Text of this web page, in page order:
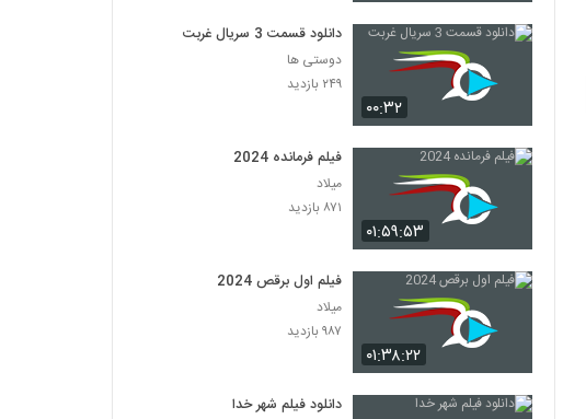
۰۰:۳۲
دانلود قسمت 3 سریال غربت
دوستی ها
۲۴۹ بازدید
۰۱:۵۹:۵۳
فیلم فرمانده 2024
میلاد
۸۷۱ بازدید
۰۱:۳۸:۲۲
فیلم اول برقص 2024
میلاد
۹۸۷ بازدید
دانلود فیلم شهر خدا